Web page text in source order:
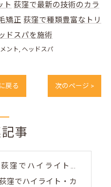
ト 荻窪で最新の技術のカラ
矯正 荻窪で種類豊富なトリ
ドスパを施術
ント ヘッドスパ
戻る 次のページ >
事
🎨【荻窪でハイライト・カラーなら美容室トリコ】にお任せくださ...
窪でハイライト・カ